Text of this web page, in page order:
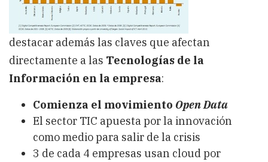
destacar además las claves que afectan
directamente a las Tecnologías de la
Información en la empresa:
Comienza el movimiento Open Data
El sector TIC apuesta por la innovación
como medio para salir de la crisis
3 de cada 4 empresas usan cloud por